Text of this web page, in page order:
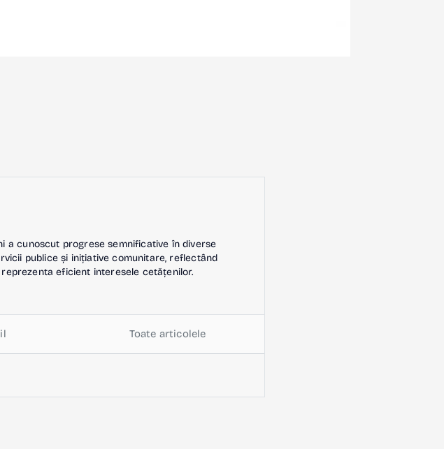
a cunoscut progrese semnificative în diverse
publice și inițiative comunitare, reflectând
eficient interesele cetățenilor.
Toate articolele